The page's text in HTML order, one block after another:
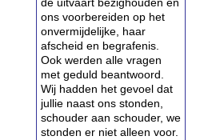
ons voorbereiden op het
onvermijdelijke, haar
afscheid en begrafenis.
Ook werden alle vragen
met geduld beantwoord.
Wij hadden het gevoel dat
jullie naast ons stonden,
schouder aan schouder, we
stonden er niet alleen voor.